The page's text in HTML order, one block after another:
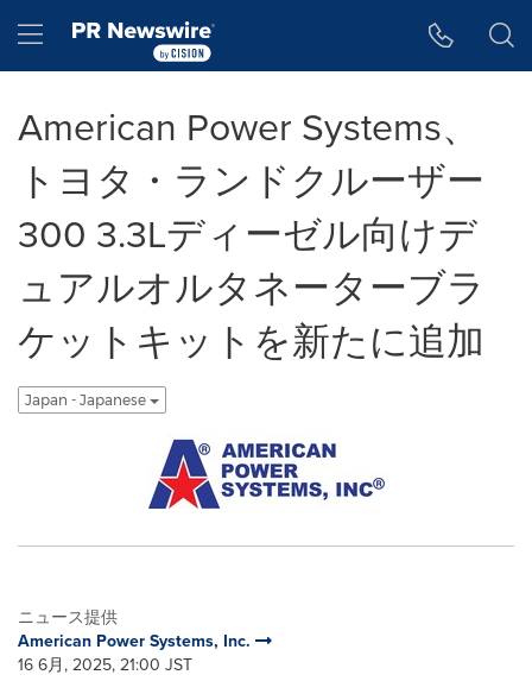
Hamburger menu
American Power Systems、
トヨタ・ランドクルーザー
300 3.3Lディーゼル向けデ
ュアルオルタネーターブラ
ケットキットを新たに追加
Japan - Japanese
ニュース提供
American Power Systems, Inc.
16 6月, 2025, 21:00 JST